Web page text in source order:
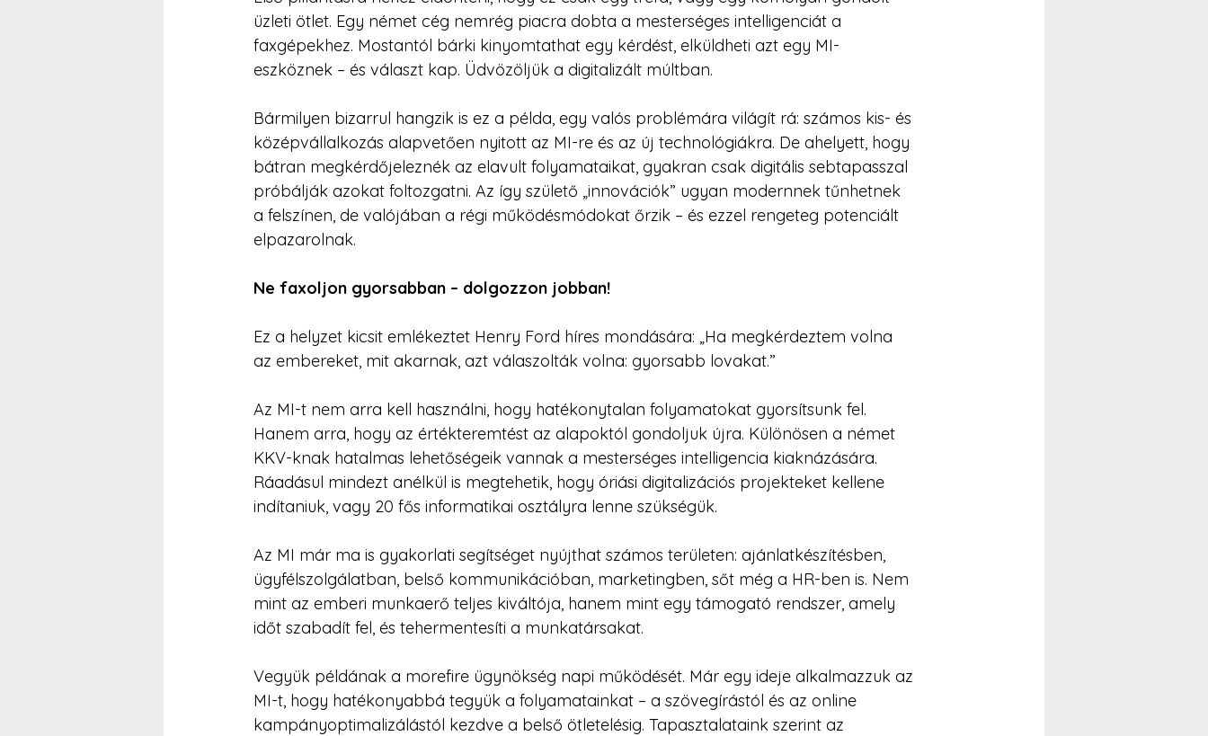
üzleti ötlet. Egy német cég nemrég piacra dobta a mesterséges intelligenciát a
faxgépekhez. Mostantól bárki kinyomtathat egy kérdést, elküldheti azt egy MI-
eszköznek – és választ kap. Üdvözöljük a digitalizált múltban.
Bármilyen bizarrul hangzik is ez a példa, egy valós problémára világít rá: számos kis- és
középvállalkozás alapvetően nyitott az MI-re és az új technológiákra. De ahelyett, hogy
bátran megkérdőjeleznék az elavult folyamataikat, gyakran csak digitális sebtapasszal
próbálják azokat foltozgatni. Az így születő „innovációk” ugyan modernnek tűnhetnek
a felszínen, de valójában a régi működésmódokat őrzik – és ezzel rengeteg potenciált
elpazarolnak.
Ne faxoljon gyorsabban – dolgozzon jobban!
Ez a helyzet kicsit emlékeztet Henry Ford híres mondására: „Ha megkérdeztem volna
az embereket, mit akarnak, azt válaszolták volna: gyorsabb lovakat.”
Az MI-t nem arra kell használni, hogy hatékonytalan folyamatokat gyorsítsunk fel.
Hanem arra, hogy az értékteremtést az alapoktól gondoljuk újra. Különösen a német
KKV-knak hatalmas lehetőségeik vannak a mesterséges intelligencia kiaknázására.
Ráadásul mindezt anélkül is megtehetik, hogy óriási digitalizációs projekteket kellene
indítaniuk, vagy 20 fős informatikai osztályra lenne szükségük.
Az MI már ma is gyakorlati segítséget nyújthat számos területen: ajánlatkészítésben,
ügyfélszolgálatban, belső kommunikációban, marketingben, sőt még a HR-ben is. Nem
mint az emberi munkaerő teljes kiváltója, hanem mint egy támogató rendszer, amely
időt szabadít fel, és tehermentesíti a munkatársakat.
Vegyük példának a morefire ügynökség napi működését. Már egy ideje alkalmazzuk az
MI-t, hogy hatékonyabbá tegyük a folyamatainkat – a szövegírástól és az online
kampányoptimalizálástól kezdve a belső ötletelésig. Tapasztalataink szerint az